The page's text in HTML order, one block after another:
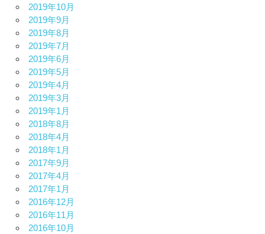
2019年10月
2019年9月
2019年8月
2019年7月
2019年6月
2019年5月
2019年4月
2019年3月
2019年1月
2018年8月
2018年4月
2018年1月
2017年9月
2017年4月
2017年1月
2016年12月
2016年11月
2016年10月